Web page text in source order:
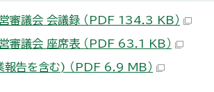
審議会 会議録 （PDF 134.3 KB）
審議会 座席表 （PDF 63.1 KB）
告を含む) （PDF 6.9 MB）